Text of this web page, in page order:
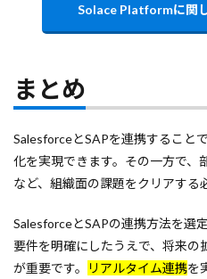
Solace Platformに関
まとめ
SalesforceとSAPを連携すること
化を実現できます。その一方で、
など、組織面の課題をクリアする
SalesforceとSAPの連携方法を選
要件を明確にしたうえで、将来の
が重要です。
リアルタイム連携を